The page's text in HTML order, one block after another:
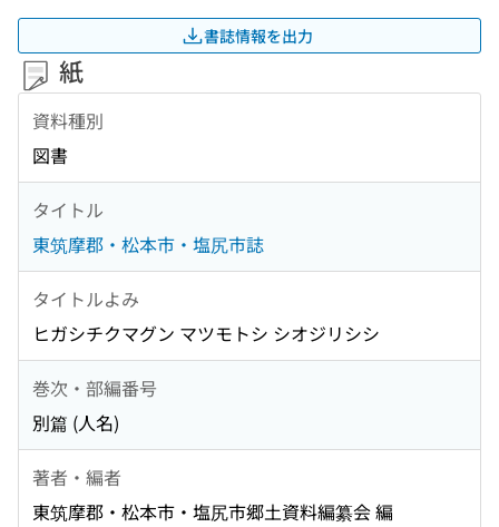
書誌情報を出力
紙
資料種別
図書
タイトル
東筑摩郡・松本市・塩尻市誌
タイトルよみ
ヒガシチクマグン マツモトシ シオジリシシ
巻次・部編番号
別篇 (人名)
著者・編者
東筑摩郡・松本市・塩尻市郷土資料編纂会 編